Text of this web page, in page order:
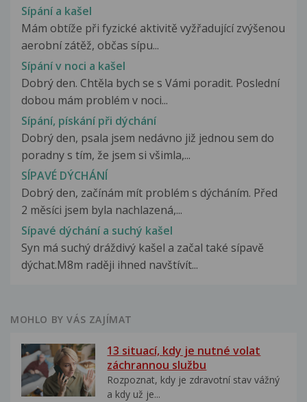
Sípání a kašel
Mám obtíže při fyzické aktivitě vyžřadující zvýšenou
aerobní zátěž, občas sípu...
Sípání v noci a kašel
Dobrý den. Chtěla bych se s Vámi poradit. Poslední
dobou mám problém v noci...
Sípání, pískání při dýchání
Dobrý den, psala jsem nedávno již jednou sem do
poradny s tím, že jsem si všimla,...
SÍPAVÉ DÝCHÁNÍ
Dobrý den, začínám mít problém s dýcháním. Před
2 měsíci jsem byla nachlazená,...
Sípavé dýchání a suchý kašel
Syn má suchý dráždivý kašel a začal také sípavě
dýchat.M8m raději ihned navštívít...
MOHLO BY VÁS ZAJÍMAT
13 situací, kdy je nutné volat
záchrannou službu
Rozpoznat, kdy je zdravotní stav vážný
a kdy už je...